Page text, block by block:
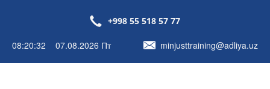
+998 55 518 57 77
08:20:32 07.08.2026 Пт minjusttraining@adliya.uz